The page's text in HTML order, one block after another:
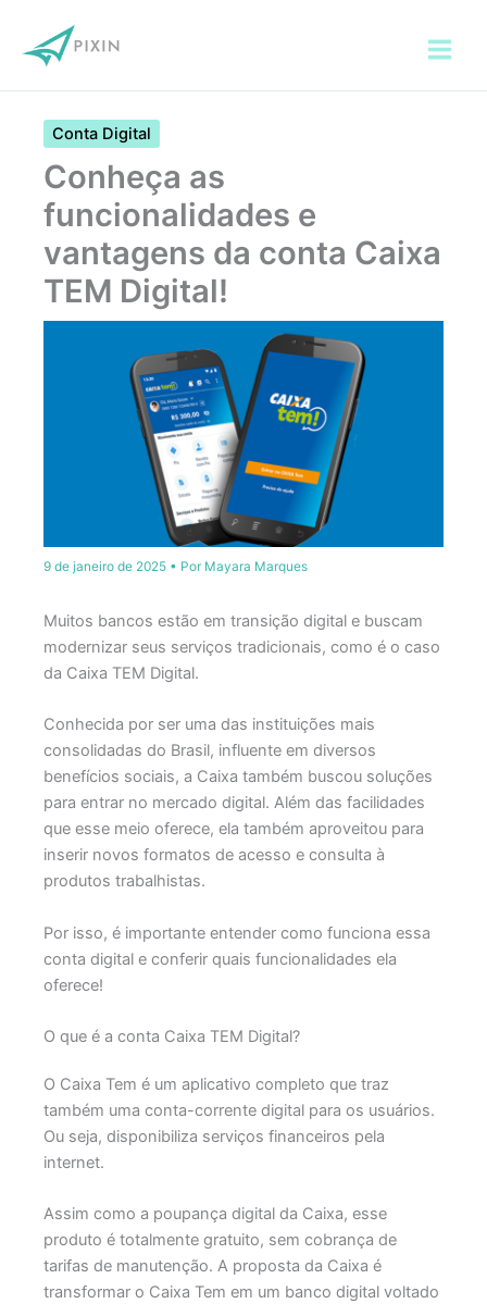
para
Conta Digital
Conheça as
funcionalidades e
vantagens da conta Caixa
TEM Digital!
9 de janeiro de 2025 • Por Mayara Marques
Muitos bancos estão em transição digital e buscam
modernizar seus serviços tradicionais, como é o caso
da Caixa TEM Digital.
Conhecida por ser uma das instituições mais
consolidadas do Brasil, influente em diversos
benefícios sociais, a Caixa também buscou soluções
para entrar no mercado digital. Além das facilidades
que esse meio oferece, ela também aproveitou para
inserir novos formatos de acesso e consulta à
produtos trabalhistas.
Por isso, é importante entender como funciona essa
conta digital e conferir quais funcionalidades ela
oferece!
O que é a conta Caixa TEM Digital?
O Caixa Tem é um aplicativo completo que traz
também uma conta-corrente digital para os usuários.
Ou seja, disponibiliza serviços financeiros pela
internet.
Assim como a poupança digital da Caixa, esse
produto é totalmente gratuito, sem cobrança de
tarifas de manutenção. A proposta da Caixa é
transformar o Caixa Tem em um banco digital voltado